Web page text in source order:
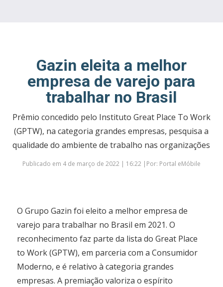
Gazin eleita a melhor
empresa de varejo para
trabalhar no Brasil
Prêmio concedido pelo Instituto Great Place To Work
(GPTW), na categoria grandes empresas, pesquisa a
qualidade do ambiente de trabalho nas organizações
Publicado em 4 de março de 2022 | 16:22 |Por: Portal eMóbile
O Grupo Gazin foi eleito a melhor empresa de
varejo para trabalhar no Brasil em 2021. O
reconhecimento faz parte da lista do Great Place
to Work (GPTW), em parceria com a Consumidor
Moderno, e é relativo à categoria grandes
empresas. A premiação valoriza o espírito